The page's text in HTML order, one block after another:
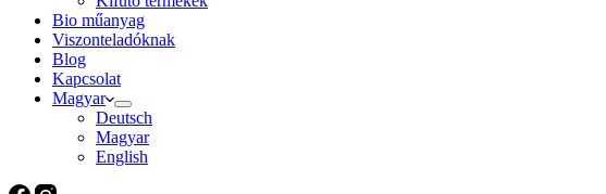
Bio műanyag
Viszonteladóknak
Blog
Kapcsolat
Magyar
Deutsch
Magyar
English